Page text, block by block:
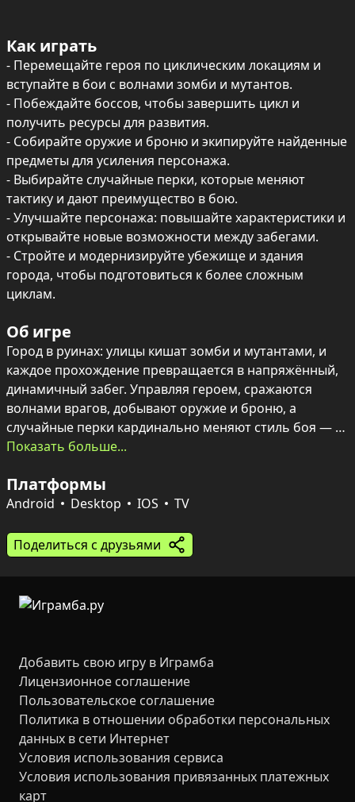
Как играть
- Перемещайте героя по циклическим локациям и
вступайте в бои с волнами зомби и мутантов.
- Побеждайте боссов, чтобы завершить цикл и
получить ресурсы для развития.
- Собирайте оружие и броню и экипируйте найденные
предметы для усиления персонажа.
- Выбирайте случайные перки, которые меняют
тактику и дают преимущество в бою.
- Улучшайте персонажа: повышайте характеристики и
открывайте новые возможности между забегами.
- Стройте и модернизируйте убежище и здания
города, чтобы подготовиться к более сложным
циклам.
Об игре
Город в руинах: улицы кишат зомби и мутантами, и
каждое прохождение превращается в напряжённый,
динамичный забег. Управляя героем, сражаются
волнами врагов, добывают оружие и броню, а
случайные перки кардинально меняют стиль боя —
от осторожного выживания до полной агрессии.
После побед над ордами и боссами наступает момент
передышки — строительство и улучшение убежища и
возможности для следующих забегов: враги
становятся сильнее, но с лучшим снаряжением и
Сочетание экшена, коллекционирования лута и
градостроительной прокачки создаёт затягивающий
Показать больше...
Платформы
Android Desktop IOS TV
Поделиться с друзьями
Добавить свою игру в Играмба
Лицензионное соглашение
Пользовательское соглашение
Политика в отношении обработки персональных
данных в сети Интернет
Условия использования сервиса
Условия использования привязанных платежных
карт